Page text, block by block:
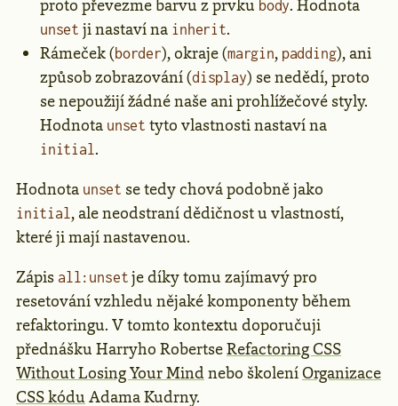
proto převezme barvu z prvku body. Hodnota
unset ji nastaví na inherit.
Rámeček (border), okraje (margin, padding), ani
způsob zobrazování (display) se nedědí, proto
se nepoužijí žádné naše ani prohlížečové styly.
Hodnota unset tyto vlastnosti nastaví na
initial.
Hodnota unset se tedy chová podobně jako
initial, ale neodstraní dědičnost u vlastností,
které ji mají nastavenou.
Zápis all:unset je díky tomu zajímavý pro
resetování vzhledu nějaké komponenty během
refaktoringu. V tomto kontextu doporučuji
přednášku Harryho RobertseRefactoring CSS
Without Losing Your Mindnebo školeníOrganizace
CSS kódu Adama Kudrny.